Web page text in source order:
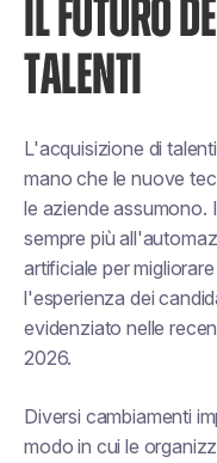
IL FUTURO
TALENTI
L'acquisizione di
mano che le nuove
le aziende assumono.
sempre più
artificiale per
l'esperienza dei
evidenziato nelle
2026.
Diversi cambiamenti
modo in cui le